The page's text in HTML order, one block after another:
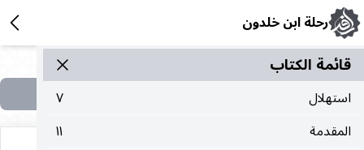
رحلة ابن خلدون
قائمة الکتاب
استهلال
٧
المقدمة
١١